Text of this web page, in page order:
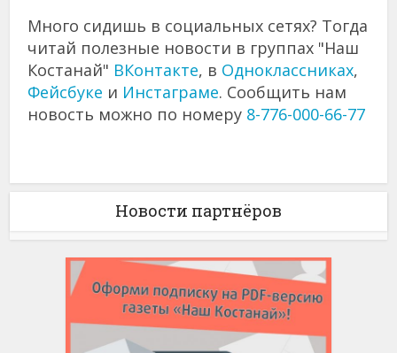
Много сидишь в социальных сетях? Тогда
читай полезные новости в группах "Наш
Костанай" ВКонтакте, в Одноклассниках,
Фейсбуке и Инстаграме. Сообщить нам
новость можно по номеру 8-776-000-66-77
Новости партнёров